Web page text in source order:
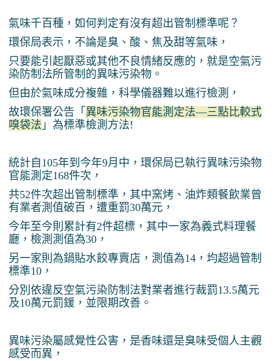
氣味千百種，如何判定有沒有超出管制標準呢？
環保局表示，不論是臭、酸、焦及甜等氣味，
只要能引起厭惡或其他不良情緒反應的，就是空氣污
染防制法所管制的異味污染物。
但由於氣味成分複雜，科學儀器難以進行檢測，
故環保署公告「 異味污染物官能測定法—三點比較式
嗅袋法 」為標準檢測方法!
統計自105年到今年9月中，環保局已執行異味污染物
官能測定168件次，
共52件次超出管制標準，其中窯烤、油炸類餐飲業曾
有業者測值破百，遭重罰30萬元，
今年至今則累計有2件超標，其中一家為義式料理餐
廳，檢測測值為30，
另一家則為鍋貼水餃專賣店，測值為14，均超過管制
標準10，
分別依違反空氣污染防制法對業者進行裁罰13.5萬元
及10萬元罰鍰，並限期改善。
異味污染屬感覺性公害，是香味還是臭味受個人主觀
感受而異，